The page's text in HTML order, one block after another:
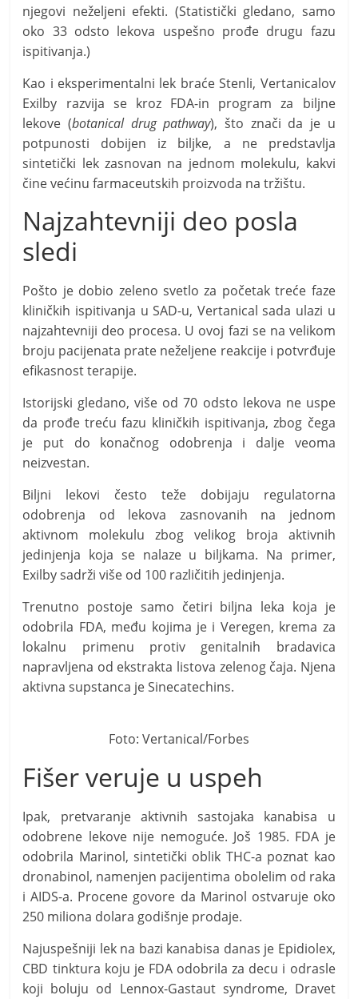
njegovi neželjeni efekti. (Statistički gledano, samo
oko 33 odsto lekova uspešno prođe drugu fazu
ispitivanja.)
Kao i eksperimentalni lek braće Stenli, Vertanicalov
Exilby razvija se kroz FDA-in program za biljne
lekove (botanical drug pathway), što znači da je u
potpunosti dobijen iz biljke, a ne predstavlja
sintetički lek zasnovan na jednom molekulu, kakvi
čine većinu farmaceutskih proizvoda na tržištu.
Najzahtevniji deo posla
sledi
Pošto je dobio zeleno svetlo za početak treće faze
kliničkih ispitivanja u SAD-u, Vertanical sada ulazi u
najzahtevniji deo procesa. U ovoj fazi se na velikom
broju pacijenata prate neželjene reakcije i potvrđuje
efikasnost terapije.
Istorijski gledano, više od 70 odsto lekova ne uspe
da prođe treću fazu kliničkih ispitivanja, zbog čega
je put do konačnog odobrenja i dalje veoma
neizvestan.
Biljni lekovi često teže dobijaju regulatorna
odobrenja od lekova zasnovanih na jednom
aktivnom molekulu zbog velikog broja aktivnih
jedinjenja koja se nalaze u biljkama. Na primer,
Exilby sadrži više od 100 različitih jedinjenja.
Trenutno postoje samo četiri biljna leka koja je
odobrila FDA, među kojima je i Veregen, krema za
lokalnu primenu protiv genitalnih bradavica
napravljena od ekstrakta listova zelenog čaja. Njena
aktivna supstanca je Sinecatechins.
Foto: Vertanical/Forbes
Fišer veruje u uspeh
Ipak, pretvaranje aktivnih sastojaka kanabisa u
odobrene lekove nije nemoguće. Još 1985. FDA je
odobrila Marinol, sintetički oblik THC-a poznat kao
dronabinol, namenjen pacijentima obolelim od raka
i AIDS-a. Procene govore da Marinol ostvaruje oko
250 miliona dolara godišnje prodaje.
Najuspešniji lek na bazi kanabisa danas je Epidiolex,
CBD tinktura koju je FDA odobrila za decu i odrasle
koji boluju od Lennox-Gastaut syndrome, Dravet